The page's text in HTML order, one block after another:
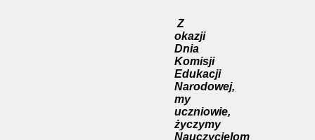
Z
okazji
Dnia
Komisji
Edukacji
Narodowej,
my
uczniowie,
życzymy
Nauczycielom